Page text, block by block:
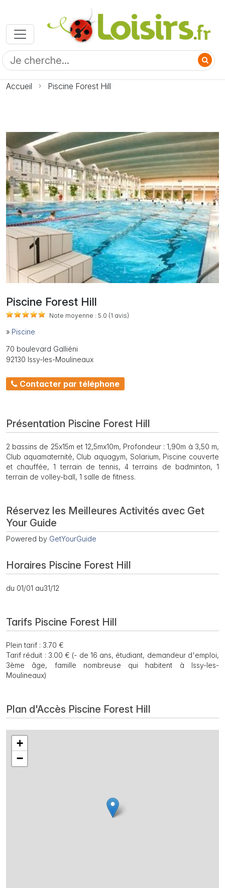
Accueil Piscine Forest Hill
Photo Piscine Forest Hill
Piscine Forest Hill
Note moyenne : 5.0 (1 avis)
» Piscine
70 boulevard Galliéni
92130 Issy-les-Moulineaux
Contacter par téléphone
Présentation Piscine Forest Hill
2 bassins de 25x15m et 12,5mx10m, Profondeur : 1,90m à 3,50 m,
Club aquamaternité, Club aquagym, Solarium, Piscine couverte
et chauffée, 1 terrain de tennis, 4 terrains de badminton, 1
terrain de volley-ball, 1 salle de fitness.
Réservez les Meilleures Activités avec Get
Your Guide
Powered by GetYourGuide
Horaires Piscine Forest Hill
du 01/01 au31/12
Tarifs Piscine Forest Hill
Plein tarif : 3.70 €
Tarif réduit : 3.00 € (- de 16 ans, étudiant, demandeur d'emploi,
3ème âge, famille nombreuse qui habitent à Issy-les-
Moulineaux)
Plan d'Accès Piscine Forest Hill
+
−